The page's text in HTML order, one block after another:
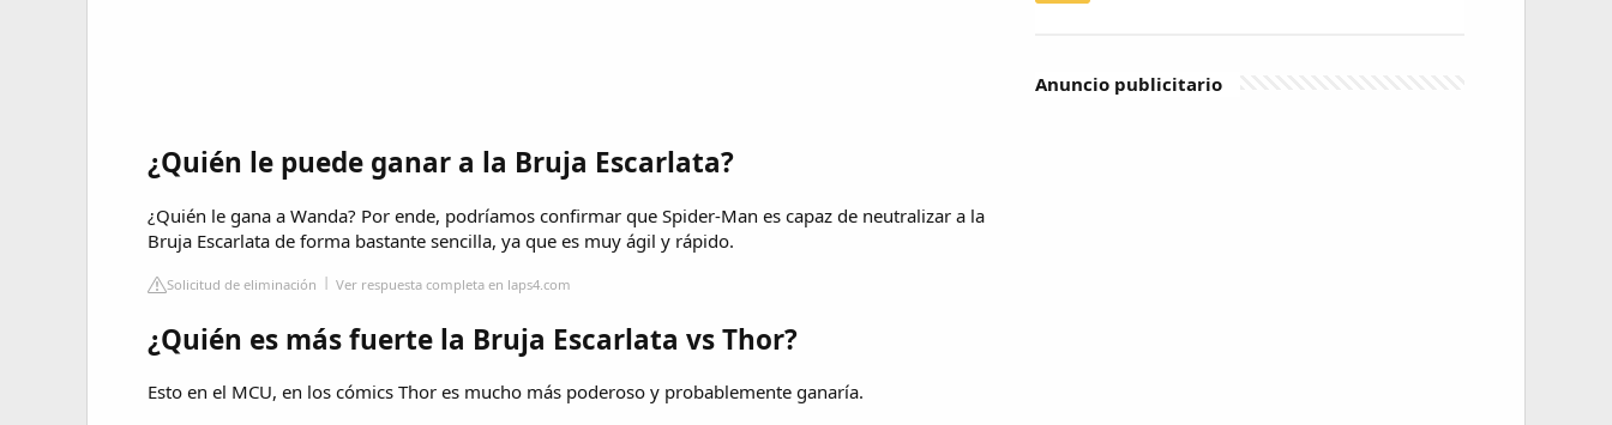
¿Quién le puede ganar a la Bruja Escarlata?
¿Quién le gana a Wanda? Por ende, podríamos confirmar que Spider-Man es capaz de neutralizar a la
Bruja Escarlata de forma bastante sencilla, ya que es muy ágil y rápido.
Solicitud de eliminación Ver respuesta completa en laps4.com
¿Quién es más fuerte la Bruja Escarlata vs Thor?
Esto en el MCU, en los cómics Thor es mucho más poderoso y probablemente ganaría.
Anuncio publicitario